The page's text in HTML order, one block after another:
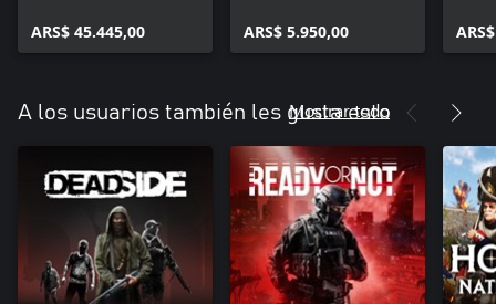
ARS$ 45.445,00
ARS$ 5.950,00
A los usuarios también les gusta esto
Mostrar todo